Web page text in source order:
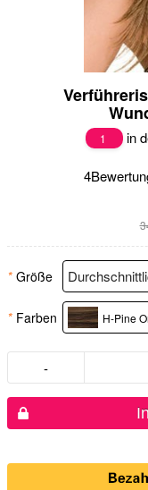
1 in
4
* Größe
* Farben H-Pine
-